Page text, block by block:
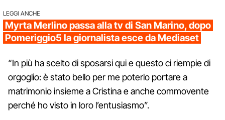
LEGGI ANCHE
Myrta Merlino passa alla tv di San Marino, dopo
Pomeriggio5 la giornalista esce da Mediaset
“In più ha scelto di sposarsi qui e questo ci riempie di
orgoglio: è stato bello per me poterlo portare a
matrimonio insieme a Cristina e anche commovente
perché ho visto in loro l’entusiasmo”.